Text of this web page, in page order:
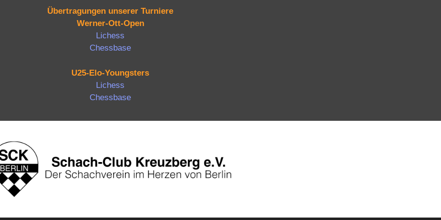
Übertragungen unserer Turniere
Werner-Ott-Open
Lichess
Chessbase
U25-Elo-Youngsters
Lichess
Chessbase